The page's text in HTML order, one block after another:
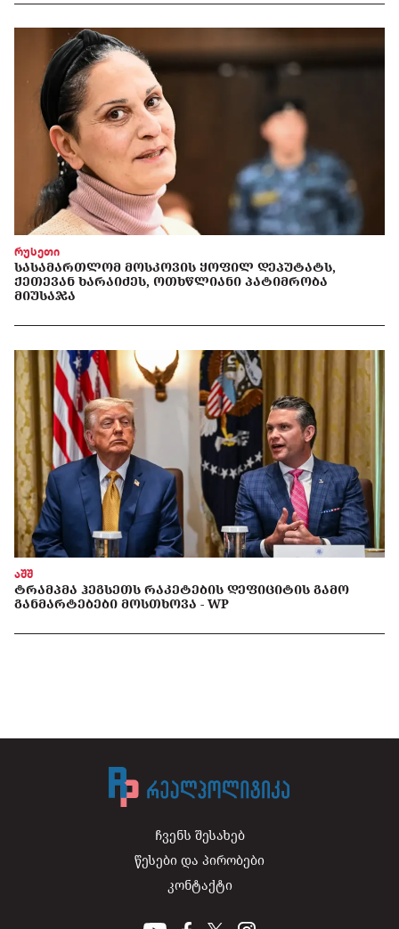
რუსეთი
ᲡᲐᲡᲐᲛᲐᲠᲗᲚᲝᲛ ᲛᲝᲡᲙᲝᲕᲘᲡ ᲧᲝᲤᲘᲚ ᲓᲔᲞᲣᲢᲐᲢᲡ,
ᲥᲔᲗᲔᲕᲐᲜ ᲮᲐᲠᲐᲘᲫᲔᲡ, ᲝᲗᲮᲬᲚᲘᲐᲜᲘ ᲞᲐᲢᲘᲛᲠᲝᲑᲐ
ᲛᲘᲣᲡᲐᲯᲐ
აშშ
ᲢᲠᲐᲛᲞᲛᲐ ᲰᲔᲒᲡᲔᲗᲡ ᲠᲐᲙᲔᲢᲔᲑᲘᲡ ᲓᲔᲤᲘᲪᲘᲢᲘᲡ ᲒᲐᲛᲝ
ᲒᲐᲜᲛᲐᲠᲢᲔᲑᲔᲑᲘ ᲛᲝᲡᲗᲮᲝᲕᲐ - WP
ჩვენს შესახებ
წესები და პირობები
კონტაქტი